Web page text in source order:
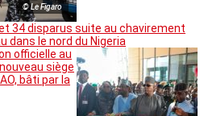
© Le Figaro
34 disparus suite au chavirement
dans le nord du Nigeria
officielle au
siège
bâti par la